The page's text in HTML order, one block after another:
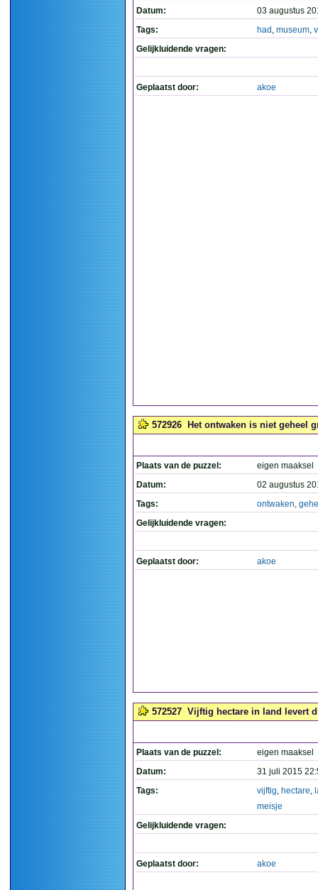
Datum:
03 augustus
Tags:
had , museum,
Gelijkluidende vragen:
Geplaatst door: akoe
572926 Het ontwaken is niet geheel
Plaats van de puzzel:
eigen maaksel
Datum:
02 augustus
Tags:
ontwaken,
Gelijkluidende vragen:
Geplaatst door: akoe
572527 Vijftig hectare in land levert
Plaats van de puzzel:
eigen maaksel
Datum:
31 juli 2015
Tags:
vijftig, hectare,
meisje
Gelijkluidende vragen:
Geplaatst door: akoe